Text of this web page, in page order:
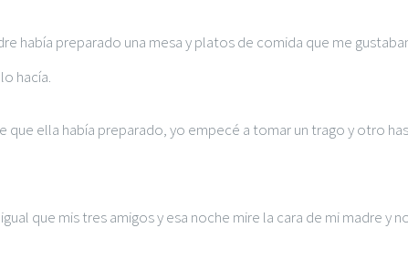
había preparado una mesa y platos de comida que me
hacía.
que ella había preparado, yo empecé a tomar un trago y otro
que mis tres amigos y esa noche mire la cara de mi madre y